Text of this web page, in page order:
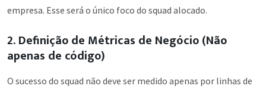
empresa. Esse será o único foco do squad alocado.
2. Definição de Métricas de Negócio (Não
apenas de código)
O sucesso do squad não deve ser medido apenas por linhas de